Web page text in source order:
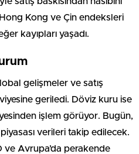
Kong ve Çin endeksleri
kayıpları yaşadı.
gelişmeler ve satış
geriledi. Döviz kuru ise
işlem görüyor. Bugün,
verileri takip edilecek.
ve Avrupa’da perakende